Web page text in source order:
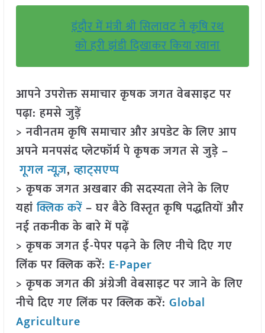
इंदौर में मंत्री श्री सिलावट ने कृषि रथ
को हरी झंडी दिखाकर किया रवाना
आपने उपरोक्त समाचार कृषक जगत वेबसाइट पर
पढ़ा: हमसे जुड़ें
> नवीनतम कृषि समाचार और अपडेट के लिए आप
अपने मनपसंद प्लेटफॉर्म पे कृषक जगत से जुड़े –
गूगल न्यूज़,व्हाट्सएप्प
> कृषक जगत अखबार की सदस्यता लेने के लिए
यहांक्लिक करें– घर बैठे विस्तृत कृषि पद्धतियों और
नई तकनीक के बारे में पढ़ें
> कृषक जगत ई-पेपर पढ़ने के लिए नीचे दिए गए
लिंक पर क्लिक करें: E-Paper
> कृषक जगत की अंग्रेजी वेबसाइट पर जाने के लिए
नीचे दिए गए लिंक पर क्लिक करें: Global
Agriculture